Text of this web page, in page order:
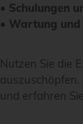
• Schulungen
• Wartung und
Nutzen Sie die
auszuschöpfen.
und erfahren